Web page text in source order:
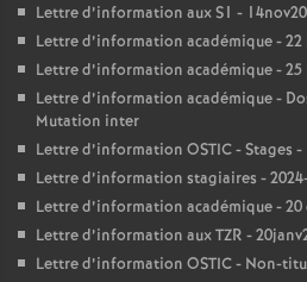
Lettre d’information aux S1 -
Lettre d’information académique - 22
Lettre d’information académique - 25
Lettre d’information académique -
Mutation inter
Lettre d’information OSTIC - Stages -
Lettre d’information stagiaires -
Lettre d’information académique - 20
Lettre d’information aux TZR -
Lettre d’information OSTIC - Non-